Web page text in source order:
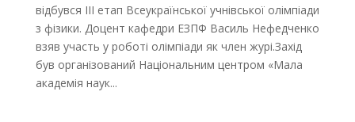
відбувся III етап Всеукраїнської учнівської олімпіади
з фізики. Доцент кафедри ЕЗПФ Василь Нефедченко
взяв участь у роботі олімпіади як член журі.Захід
був організований Національним центром «Мала
академія наук...